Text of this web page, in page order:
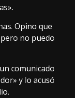
Opino que
no puedo
comunicado
y lo acusó